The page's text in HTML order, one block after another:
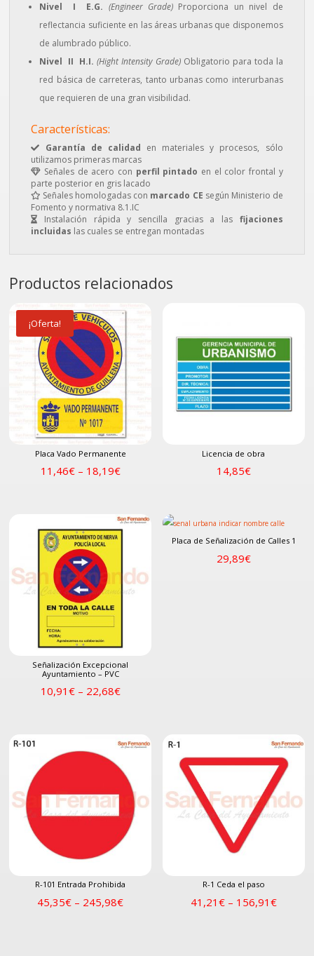
Nivel I E.G. (Engineer Grade)Proporciona un nivel de
reflectancia suficiente en las áreas urbanas que disponemos
de alumbrado público.
Nivel II H.I.(Hight Intensity Grade)Obligatorio para toda la
red básica de carreteras, tanto urbanas como interurbanas
que requieren de una gran visibilidad.
Características:
Garantía de calidad en materiales y procesos, sólo
utilizamos primeras marcas
Señales de acero con perfil pintado en el color frontal y
parte posterior en gris lacado
Señales homologadas con marcado CE según Ministerio de
Fomento y normativa 8.1.IC
Instalación rápida y sencilla gracias a las fijaciones
incluidas las cuales se entregan montadas
Productos relacionados
¡Oferta!
Placa Vado Permanente
11,46€– 18,19€
Licencia de obra
14,85€
Señalización Excepcional
Ayuntamiento – PVC
10,91 €– 22,68€
Placa de Señalización de Calles 1
29,89€
R-101 Entrada Prohibida
45,35€ – 245,98€
R-1 Ceda el paso
41,21 €– 156,91 €